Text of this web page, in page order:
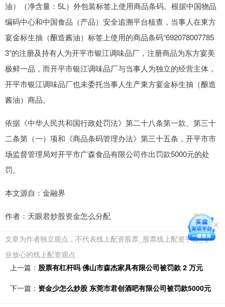
油）（净含量：5L）外包装标签上使用商品条码。根据中国物品
编码中心和中国食品（产品）安全追溯平台核查，当事人在東方
宴金标生抽（酿造酱油）标签上使用的商品条码“692078007785
3”的注册及持有人为开平市银江调味品厂，注册商品为东方宴美
极鲜一品，而开平市银江调味品厂与当事人为独立的经营主体，
开平市银江调味品厂也未委托当事人生产東方宴金标生抽（酿造
酱油）商品。
依据《中华人民共和国行政处罚法》第二十八条第一款、第三十
二条第（一）项和《商品条码管理办法》第三十五条，开平市市
场监督管理局对开平市广森食品有限公司作出罚款5000元的处
罚。
本文源自：金融界
作者：天眼君炒股资金怎么分配
文章为作者独立观点，不代表线上配资股票_股票线上配资平台_专
业放心的线上配资观点
上一篇： 股票有杠杆吗 佛山市森杰家具有限公司被罚款 2 万元
下一篇： 资金少怎么炒股 东莞市君创酒吧有限公司被罚款5000元